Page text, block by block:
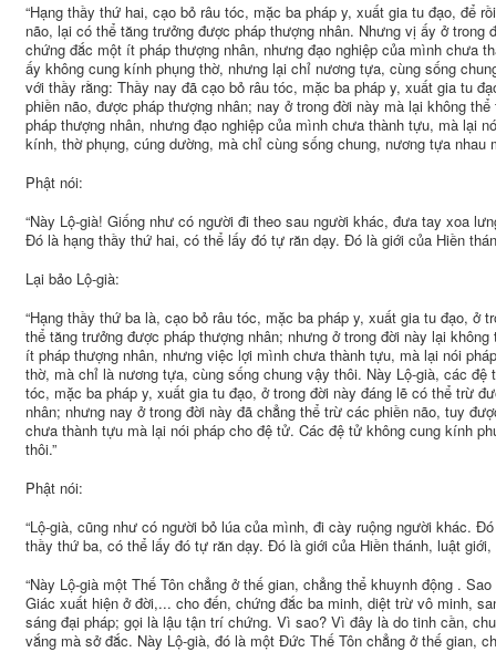
“Hạng thầy thứ hai, cạo bỏ râu tóc, mặc ba pháp y, xuất gia tu đạo, để
não, lại có thể tăng trưởng được pháp thượng nhân. Nhưng vị ấy ở
chứng đắc một ít pháp thượng nhân, nhưng đạo nghiệp của mình chưa
ấy không cung kính phụng thờ, nhưng lại chỉ nương tựa, cùng sống
với thầy rằng: Thầy nay đã cạo bỏ râu tóc, mặc ba pháp y, xuất gia tu
phiền não, được pháp thượng nhân; nay ở trong đời này mà lại không
pháp thượng nhân, nhưng đạo nghiệp của mình chưa thành tựu, mà lại
kính, thờ phụng, cúng dường, mà chỉ cùng sống chung, nương tựa nhau
Phật nói:
“Này Lộ-già! Giống như có người đi theo sau người khác, đưa tay xoa
Đó là hạng thầy thứ hai, có thể lấy đó tự răn dạy. Đó là giới của Hiền
Lại bảo Lộ-già:
“Hạng thầy thứ ba là, cạo bỏ râu tóc, mặc ba pháp y, xuất gia tu đạo, ở
thể tăng trưởng được pháp thượng nhân; nhưng ở trong đời này lại
ít pháp thượng nhân, nhưng việc lợi mình chưa thành tựu, mà lại nói
thờ, mà chỉ là nương tựa, cùng sống chung vậy thôi. Này Lộ-già, các
tóc, mặc ba pháp y, xuất gia tu đạo, ở trong đời này đáng lẽ có thể trừ
nhân; nhưng nay ở trong đời này đã chẳng thể trừ các phiền não, tuy
chưa thành tựu mà lại nói pháp cho đệ tử. Các đệ tử không cung kính
thôi.”
Phật nói:
“Lộ-già, cũng như có người bỏ lúa của mình, đi cày ruộng người khác.
thầy thứ ba, có thể lấy đó tự răn dạy. Đó là giới của Hiền thánh, luật
“Này Lộ-già một Thế Tôn chẳng ở thế gian, chẳng thể khuynh động .
Giác xuất hiện ở đời,... cho đến, chứng đắc ba minh, diệt trừ vô minh,
sáng đại pháp; gọi là lậu tận trí chứng. Vì sao? Vì đây là do tinh cần,
vắng mà sở đắc. Này Lộ-già, đó là một Ðức Thế Tôn chẳng ở thế gian,